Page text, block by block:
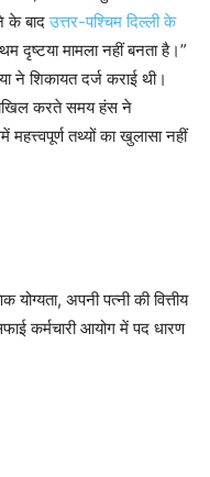
के बादउत्तर-पश्चिम दिल्ली के
दृष्टया मामला नहीं बनता है।”
ने शिकायत दर्ज कराई थी।
दाखिल करते समय हंस ने
तथ्यों का खुलासा नहीं
अपनी पत्नी की वित्तीय
कर्मचारी आयोग में पद धारण